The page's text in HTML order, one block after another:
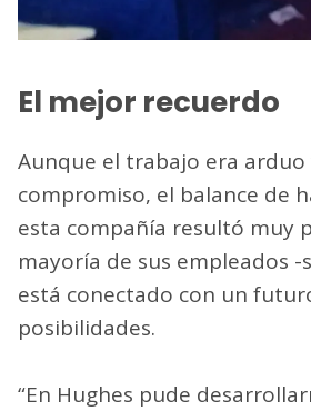
El mejor recuerdo
Aunque el trabajo era arduo
compromiso, el balance de
esta compañía resultó muy
mayoría de sus empleados
está conectado con un
posibilidades.
“En Hughes pude